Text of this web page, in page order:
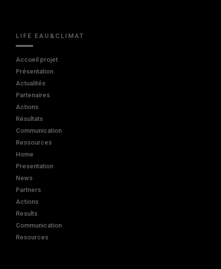
LIFE EAU&CLIMAT
Accueil projet
Présentation
Actualités
Partenaires
Actions
Résultats
Communication
Ressources
Home
Presentation
News
Partners
Actions
Results
Communication
Resources